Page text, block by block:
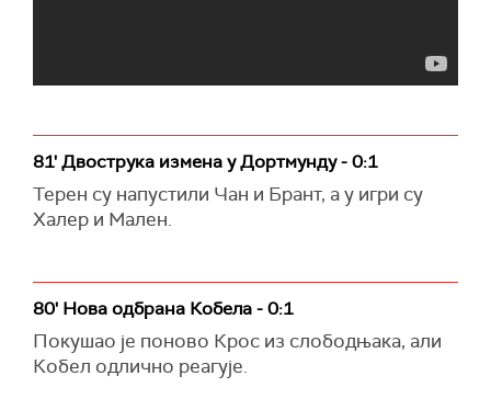
81' Двострука измена у Дортмунду - 0:1
Терен су напустили Чан и Брант, а у игри су
Халер и Мален.
80' Нова одбрана Кобела - 0:1
Покушао је поново Крос из слободњака, али
Кобел одлично реагује.